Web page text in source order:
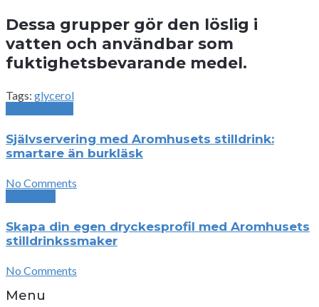
Dessa grupper gör den löslig i
vatten och användbar som
fuktighetsbevarande medel.
Tags: glycerol
Självservering med Aromhusets stilldrink:
smartare än burkläsk
No Comments
Skapa din egen dryckesprofil med Aromhusets
stilldrinkssmaker
No Comments
Menu